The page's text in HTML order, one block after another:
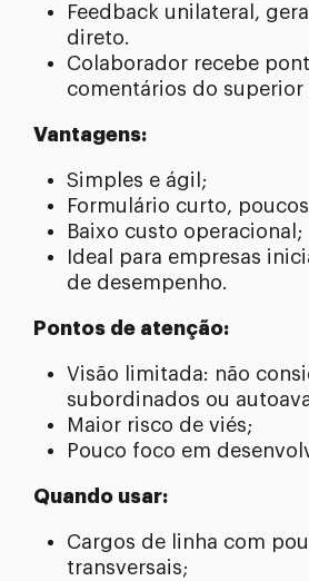
Feedback unilateral,
direto.
Colaborador recebe
comentários do superior
Vantagens:
Simples e ágil;
Formulário curto,
Baixo custo operacional;
Ideal para empresas
de desempenho.
Pontos de atenção:
Visão limitada: não
subordinados ou
Maior risco de viés;
Pouco foco em
Quando usar:
Cargos de linha com
transversais;